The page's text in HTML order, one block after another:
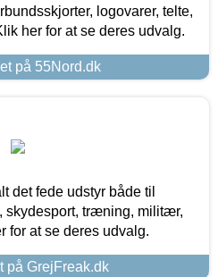
logovarer, telte,
her for at se deres udvalg.
på 55Nord.dk
det fede udstyr både til
skydesport, træning, militær,
for at se deres udvalg.
på GrejFreak.dk